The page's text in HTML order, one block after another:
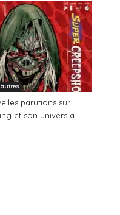
parutions sur
et son univers à